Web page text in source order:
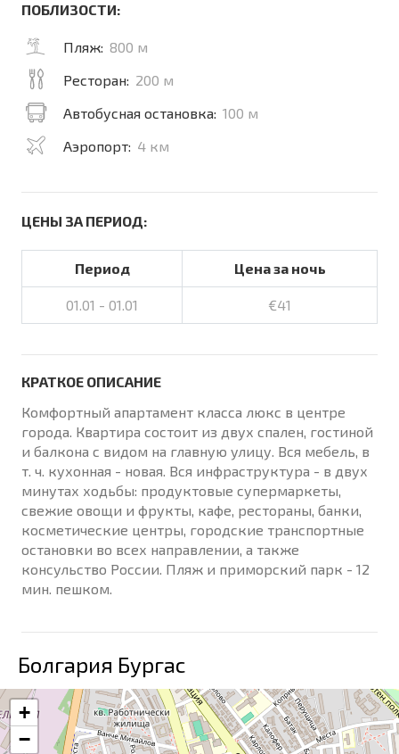
ПОБЛИЗОСТИ:
Пляж: 800 м
Ресторан: 200 м
Автобусная остановка: 100 м
Аэропорт: 4 км
ЦЕНЫ ЗА ПЕРИОД:
Период Цена за ночь
01.01 - 01.01 €41
КРАТКОЕ ОПИСАНИЕ
Комфортный апартамент класса люкс в центре
города. Квартира состоит из двух спален, гостиной
и балкона с видом на главную улицу. Вся мебель, в
т. ч. кухонная - новая. Вся инфраструктура - в двух
минутах ходьбы: продуктовые супермаркеты,
свежие овощи и фрукты, кафе, рестораны, банки,
косметические центры, городские транспортные
остановки во всех направлении, а также
консульство России. Пляж и приморский парк - 12
мин. пешком.
Болгария Бургас
+
−